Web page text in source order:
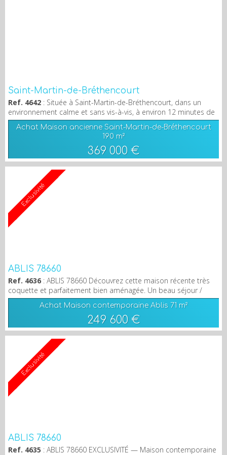
Saint-Martin-de-Bréthencourt
Ref. 4642 : Située à Saint-Martin-de-Bréthencourt, dans un
environnement calme et sans vis-à-vis, à environ 12 minutes de
Dourdan et 10 minutes d'Ablis, avec un bus scolaire desservant
la gare de Dourdan (RER C, direction Paris-Austerlitz) ainsi que la
commune d'Ablis, découvrez cette charmante maison alliant le
cachet de l'ancien et la modernité. Elle comprend une entrée
ouvrant sur un double salo...
Achat Maison ancienne Saint-Martin-de-Bréthencourt
190 m²
369 000 €
Exclusivité
ABLIS 78660
Ref. 4636 : ABLIS 78660 Découvrez cette maison récente très
coquette et parfaitement bien aménagée. Un beau séjour /
salon avec une cuisine équipée et aménagée, un cellier, une
belle salle de douches avec wc. A l'étage, un palier, une pièce
dressing, deux grandes chambres dont une avec une salle de
bains et wc Terrain de 397 m² au fond d'un impasse
Achat Maison contemporaine Ablis 71 m²
249 600 €
Exclusivité
ABLIS 78660
Ref. 4635 : ABLIS 78660 EXCLUSIVITÉ — Maison contemporaine